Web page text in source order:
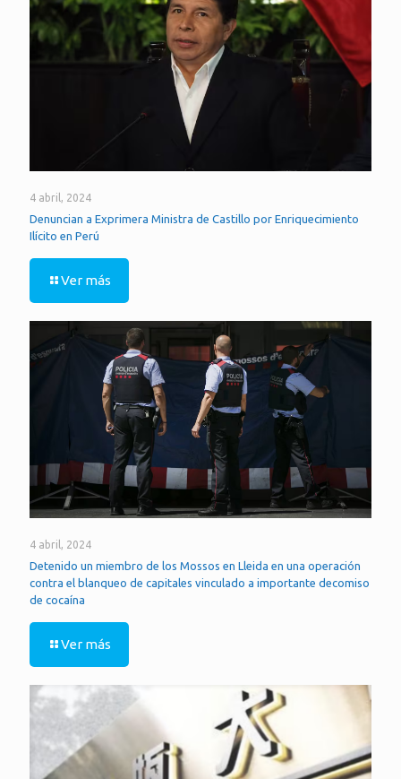
4 abril, 2024
Denuncian a Exprimera Ministra de Castillo por Enriquecimiento
Ilícito en Perú
Ver más
4 abril, 2024
Detenido un miembro de los Mossos en Lleida en una operación
contra el blanqueo de capitales vinculado a importante decomiso
de cocaína
Ver más